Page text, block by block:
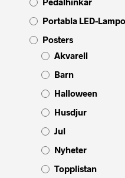
Portabla LED-
Posters
Akvarell
Barn
Halloween
Husdjur
Jul
Nyheter
Topplistan